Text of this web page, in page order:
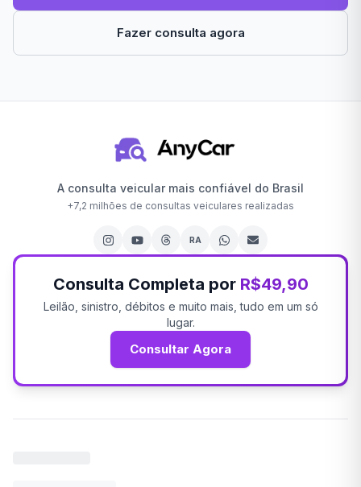
Fazer consulta agora
A consulta veicular mais confiável do Brasil
+7,2 milhões de consultas veiculares realizadas
RA
Consulta Completa por R$49,90
Leilão, sinistro, débitos e muito mais, tudo em um só
lugar.
Consultar Agora